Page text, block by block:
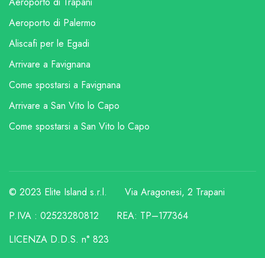
Aeroporto di Palermo
Aliscafi per le Egadi
Arrivare a Favignana
Come spostarsi a Favignana
Arrivare a San Vito lo Capo
Come spostarsi a San Vito lo Capo
© 2023 Elite Island s.r.l.
Via Aragonesi, 2 Trapani
P.IVA : 02523280812
REA: TP–177364
LICENZA D.D.S. n° 823